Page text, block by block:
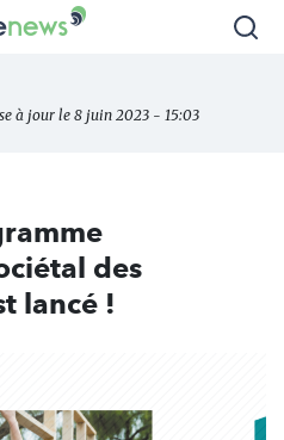
à jour le 8 juin 2023 - 15:03
des
lancé !